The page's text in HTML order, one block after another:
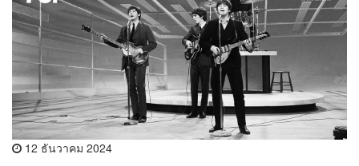
12 ธันวาคม 2024